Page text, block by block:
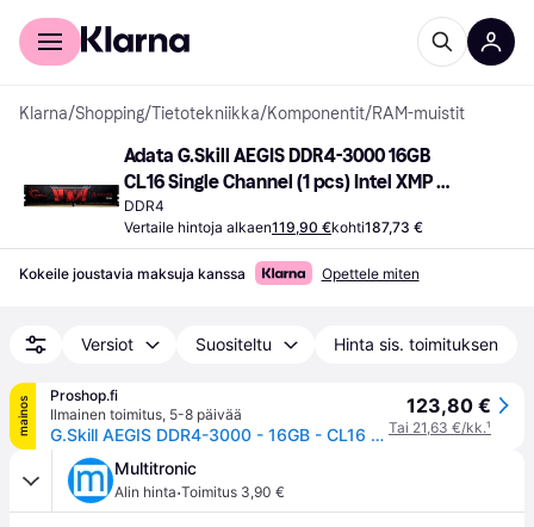
Kuluttajille
Klarna/Shopping/Tietotekniikka/Komponentit/RAM-muistit
Adata G.Skill AEGIS DDR4-3000 16GB
CL16 Single Channel (1 pcs) Intel XMP
Musta
DDR4
Vertaile hintoja alkaen119,90 €kohti187,73 €
Kokeile joustavia maksuja kanssa Opettele miten
Versiot Suositeltu Hinta sis. toimituksen
mainos
Proshop.fi
Ilmainen toimitus, 5-8 päivää
G.Skill AEGIS DDR4-3000 - 16GB - CL16 - Single Channel (1 pcs) - Intel XMP - Musta
123,80 €
Tai 21,63 €/kk.¹
Multitronic
Alin hinta·Toimitus 3,90 €